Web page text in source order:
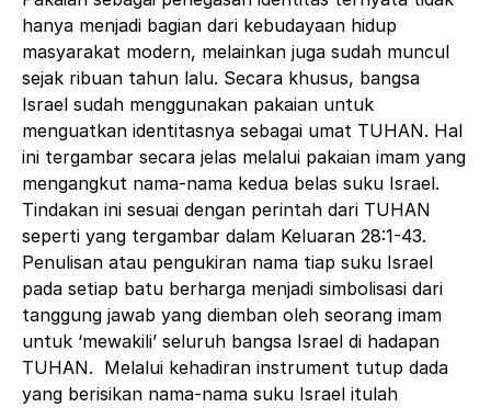
hanya menjadi bagian dari kebudayaan hidup
masyarakat modern, melainkan juga sudah muncul
sejak ribuan tahun lalu. Secara khusus, bangsa
Israel sudah menggunakan pakaian untuk
menguatkan identitasnya sebagai umat TUHAN. Hal
ini tergambar secara jelas melalui pakaian imam yang
mengangkut nama-nama kedua belas suku Israel.
Tindakan ini sesuai dengan perintah dari TUHAN
seperti yang tergambar dalam Keluaran 28:1-43.
Penulisan atau pengukiran nama tiap suku Israel
pada setiap batu berharga menjadi simbolisasi dari
tanggung jawab yang diemban oleh seorang imam
untuk ‘mewakili’ seluruh bangsa Israel di hadapan
TUHAN. Melalui kehadiran instrument tutup dada
yang berisikan nama-nama suku Israel itulah